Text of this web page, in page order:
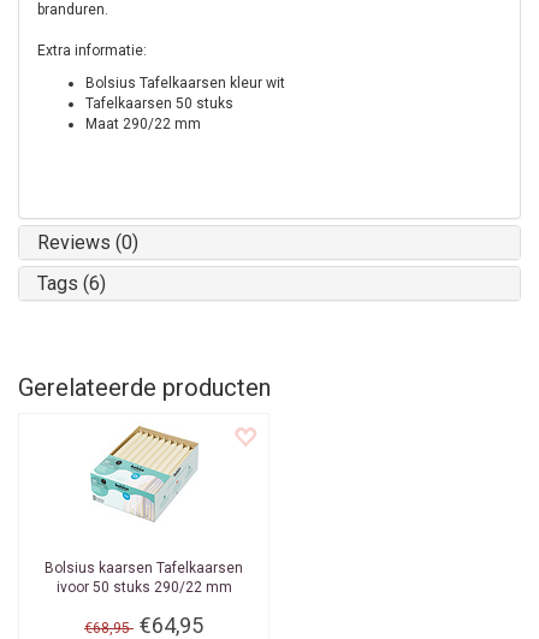
branduren.
Extra informatie:
Bolsius Tafelkaarsen kleur wit
Tafelkaarsen 50 stuks
Maat 290/22 mm
Reviews (0)
Tags (6)
Gerelateerde producten
Bolsius kaarsen Tafelkaarsen
ivoor 50 stuks 290/22 mm
€68,95 €64,95